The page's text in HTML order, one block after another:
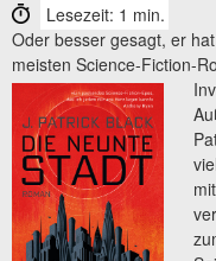
Lesezeit: 1 min.
Oder besser gesagt, er
meisten Science-Fiction-